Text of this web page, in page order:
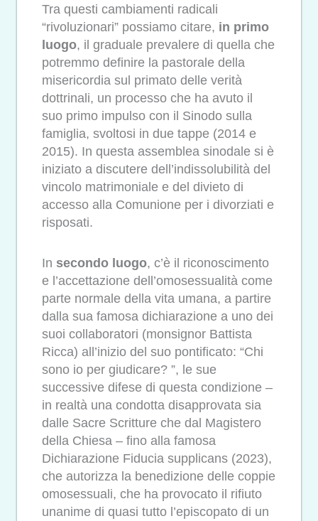
Tra questi cambiamenti radicali
“rivoluzionari” possiamo citare, in primo
luogo, il graduale prevalere di quella che
potremmo definire la pastorale della
misericordia sul primato delle verità
dottrinali, un processo che ha avuto il
suo primo impulso con il Sinodo sulla
famiglia, svoltosi in due tappe (2014 e
2015). In questa assemblea sinodale si è
iniziato a discutere dell’indissolubilità del
vincolo matrimoniale e del divieto di
accesso alla Comunione per i divorziati e
risposati.
In secondo luogo, c’è il riconoscimento
e l’accettazione dell’omosessualità come
parte normale della vita umana, a partire
dalla sua famosa dichiarazione a uno dei
suoi collaboratori (monsignor Battista
Ricca) all’inizio del suo pontificato: “Chi
sono io per giudicare? ”, le sue
successive difese di questa condizione –
in realtà una condotta disapprovata sia
dalle Sacre Scritture che dal Magistero
della Chiesa – fino alla famosa
Dichiarazione Fiducia supplicans (2023),
che autorizza la benedizione delle coppie
omosessuali, che ha provocato il rifiuto
unanime di quasi tutto l’episcopato di un